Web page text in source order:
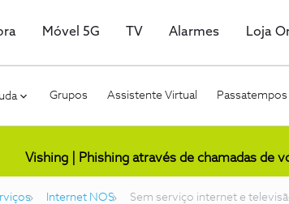
Móvel 5G TV Alarmes Loja
Grupos Assistente Virtual Passatempos
Vishing | Phishing através de chamadas de
Internet NOS Sem serviço internet e